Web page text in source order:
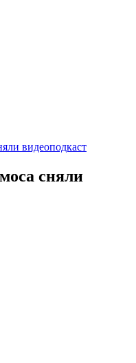
видеоподкаст
сняли